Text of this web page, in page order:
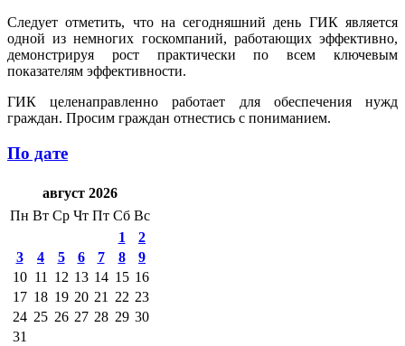
Следует отметить, что на сегодняшний день ГИК является
одной из немногих госкомпаний, работающих эффективно,
демонстрируя рост практически по всем ключевым
показателям эффективности.
ГИК целенаправленно работает для обеспечения нужд
граждан. Просим граждан отнестись с пониманием.
По дате
август 2026
Пн Вт Ср Чт Пт Сб Вс
1
2
3
4 5 6 7 8
9
10 11 12 13 14 15 16
17 18 19 20 21 22 23
24 25 26 27 28 29 30
31